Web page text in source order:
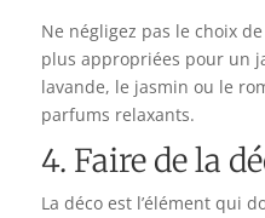
Ne négligez pas le choix
plus appropriées pour un
lavande, le jasmin ou le
parfums relaxants.
4. Faire de la
La déco est l’élément qui